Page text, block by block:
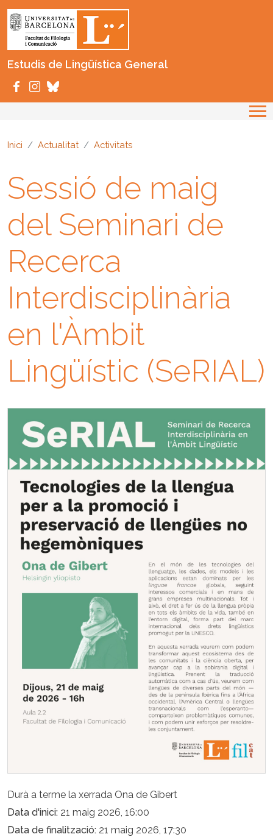
Estudis de Lingüística General
Inici Actualitat Activitats
Sessió de maig
del Seminari de
Recerca
Interdisciplinària
en l'Àmbit
Lingüístic (SeRIAL)
Durà a terme la xerrada Ona de Gibert
Data d'inici 21 maig 2026, 16:00
Data de finalització 21 maig 2026, 17:30